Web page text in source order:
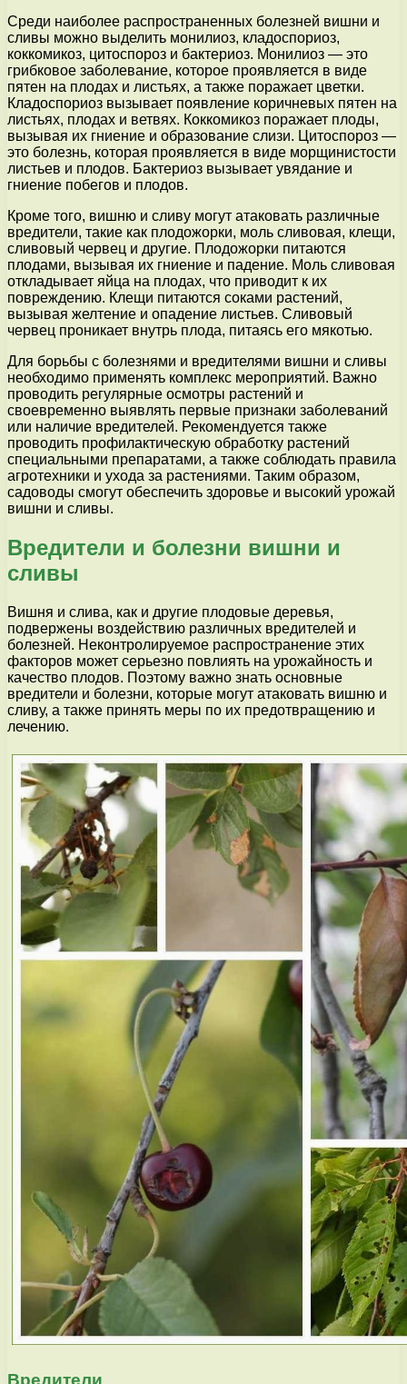
Среди наиболее распространенных болезней вишни и
сливы можно выделить монилиоз, кладоспориоз,
коккомикоз, цитоспороз и бактериоз. Монилиоз — это
грибковое заболевание, которое проявляется в виде
пятен на плодах и листьях, а также поражает цветки.
Кладоспориоз вызывает появление коричневых пятен на
листьях, плодах и ветвях. Коккомикоз поражает плоды,
вызывая их гниение и образование слизи. Цитоспороз —
это болезнь, которая проявляется в виде морщинистости
листьев и плодов. Бактериоз вызывает увядание и
гниение побегов и плодов.
Кроме того, вишню и сливу могут атаковать различные
вредители, такие как плодожорки, моль сливовая, клещи,
сливовый червец и другие. Плодожорки питаются
плодами, вызывая их гниение и падение. Моль сливовая
откладывает яйца на плодах, что приводит к их
повреждению. Клещи питаются соками растений,
вызывая желтение и опадение листьев. Сливовый
червец проникает внутрь плода, питаясь его мякотью.
Для борьбы с болезнями и вредителями вишни и сливы
необходимо применять комплекс мероприятий. Важно
проводить регулярные осмотры растений и
своевременно выявлять первые признаки заболеваний
или наличие вредителей. Рекомендуется также
проводить профилактическую обработку растений
специальными препаратами, а также соблюдать правила
агротехники и ухода за растениями. Таким образом,
садоводы смогут обеспечить здоровье и высокий урожай
вишни и сливы.
Вредители и болезни вишни и
сливы
Вишня и слива, как и другие плодовые деревья,
подвержены воздействию различных вредителей и
болезней. Неконтролируемое распространение этих
факторов может серьезно повлиять на урожайность и
качество плодов. Поэтому важно знать основные
вредители и болезни, которые могут атаковать вишню и
сливу, а также принять меры по их предотвращению и
лечению.
Вредители